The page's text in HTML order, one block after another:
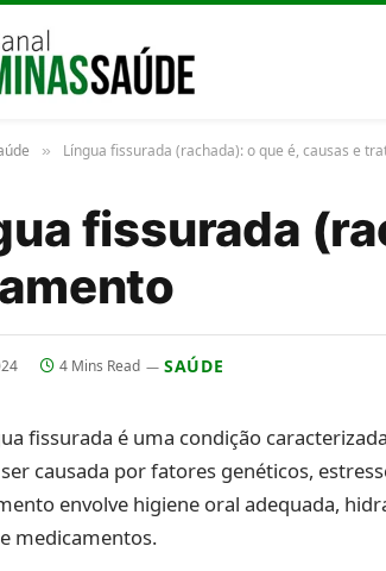
» Língua fissurada (rachada): o que é, causas e
fissurada
4 Mins Read SAÚDE
fissurada é uma condição
causada por fatores genéticos,
envolve higiene oral adequada,
medicamentos.